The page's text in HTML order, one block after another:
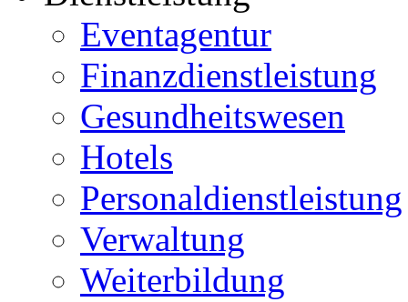
Eventagentur
Finanzdienstleistung
Gesundheitswesen
Hotels
Personaldienstleistung
Verwaltung
Weiterbildung